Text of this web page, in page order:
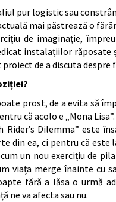
pur logistic sau
mai păstrează o
de imaginație,
instalațiilor răposate
de a discuta despre
prost, de a evita să
că acolo e „Mona
Dilemma” este
din ea, ci pentru că
un nou exercițiu de
viața merge înainte cu
fără a lăsa o urmă
ne va afecta sau nu.